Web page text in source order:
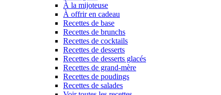
À la mijoteuse
À offrir en cadeau
Recettes de base
Recettes de brunchs
Recettes de cocktails
Recettes de desserts
Recettes de desserts glacés
Recettes de grand-mère
Recettes de poudings
Recettes de salades